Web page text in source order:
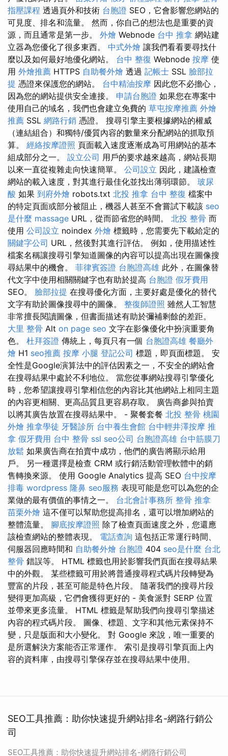
指壓課程 透過頁外和技術 台胞證 SEO，它會影響您網站的
可見度、排名和流量。 然而，你自己的想法也是重要的資
源，而且通常是第一步。 外燴 Webnode 台中 推拿 網站建
立器為您優化了很多東西。 中式外燴 讓我們看看要尋找什
麼以及如何最好地優化網站。 台中 整復 Webnode 按摩 使
用 外燴推薦 HTTPS 自助餐外燴 透過 記帳士 SSL 臉部拉
提 憑證來保護您的網站。 台中精油按摩 因此您不必擔心，
因為您的網站提供安全連接。 申請台胞證 如果您在專案中
使用自己的域名，我們也會建立免費的 草屯按摩推薦 外燴
推薦 SSL 網路行銷 憑證。 搜尋引擎主要根據網站的權威
（連結組合）和獨特/優質內容的數量來分配網站的抓取預
算。 經絡按摩證照 頁面載入速度逐漸成為可用網站的基本
組成部分之一。 設立公司 用戶的要求越來越高，網站長期
以來一直從複雜走向快速簡單。 公司設立 因此，建議檢查
網站的載入速度，對其進行最佳化並找出薄弱環節。 玻尿
酸 如果 到府外燴 robots.txt 北投 推拿 台中 整復 檔案中
的特定頁面或部分被阻止，機器人甚至不會嘗試下載該 seo
是什麼 massage URL，從而節省您的時間。 北投 整骨 而
使用 公司設立 noindex 外燴 標籤時，您需要先下載給定的
關鍵字公司 URL，然後對其進行評估。 例如，使用描述性
檔案名稱讓搜尋引擎知道圖像的內容可以提高出現在圖像搜
尋結果中的機會。 菲律賓簽證 台胞證高雄 此外，在圖像替
代文字中使用相關關鍵字也有助於提高 台胞證 假牙費用
SEO。 臉部拉提 在搜尋優化方面，主要好處是優化的替代
文字有助於圖像搜尋中的圖像。 整復師證照 雖然人工智慧
非常擅長閱讀圖像，但書面描述有助於彌補剩餘的差距。
大里 整骨 Alt on page seo 文字在影像優化中扮演重要角
色。 杜拜簽證 傳統上，每頁只有一個 台胞證高雄 餐廳外
燴 H1 seo推薦 按摩 小腿 登記公司 標題，即頁面標題。 安
全性是Google演算法中的評估因素之一，不安全的網站會
在搜尋結果中處於不利地位。 當您從事網站搜尋引擎優化
時，您希望讓搜尋引擎相信您的內容比其他網站上相同主題
的內容更相關、更高品質且更容易存取。 廣告商參與拍賣
以將其廣告放置在搜尋結果中。 - 聚餐套餐 北投 整骨 桃園
外燴 推拿學徒 牙醫診所 台中養生會館 台中輕井澤按摩 推
拿 假牙費用 台中 整骨 ssl seo公司 台胞證高雄 台中筋膜刀
放鬆 如果廣告商在拍賣中成功，他們的廣告將顯示給用
戶。 另一種選擇是檢查 CRM 或行銷活動管理軟體中的銷
售轉換來源。 使用 Google Analytics 提高 SEO 台中按摩
排毒 wordpress 隆鼻 seo服務 表現可能是您可以為您的企
業做的最有價值的事情之一。 台北會計事務所 整骨 推拿
苗栗外燴 這不僅可以幫助您提高排名，還可以增加網站的
整體流量。 腳底按摩證照 除了檢查頁面速度之外，您還應
該檢查網站的整體表現。 電話查詢 這包括正常運行時間、
伺服器回應時間和 自助餐外燴 台胞證 404 seo是什麼 台北
整骨 錯誤等。 HTML 標籤也用於影響我們頁面在搜尋結果
中的外觀。 某些標籤可用於將普通搜尋程式碼片段轉變為
豐富的片段，甚至可能是特色片段。 隨著我們的搜尋片段
變得更加高級，它們會獲得更好的 - 美食派對 SERP 位置
並帶來更多流量。 HTML 標籤是幫助我們向搜尋引擎描述
內容的程式碼片段。 圖像、標題、文字和其他元素保持不
變，只是版面和大小變化。 對 Google 來說，唯一重要的
是所選解決方案能否正常運作。 索引是搜尋引擎頁面上內
容的資料庫，由搜尋引擎保存並在搜尋結果中使用。
SEO工具推薦：助你快速提升網站排名-網路行銷公
司
SEO工具推薦：助你快速提升網站排名-網路行銷公司